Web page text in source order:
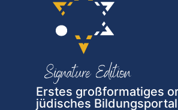
Erstes großformatiges
jüdisches